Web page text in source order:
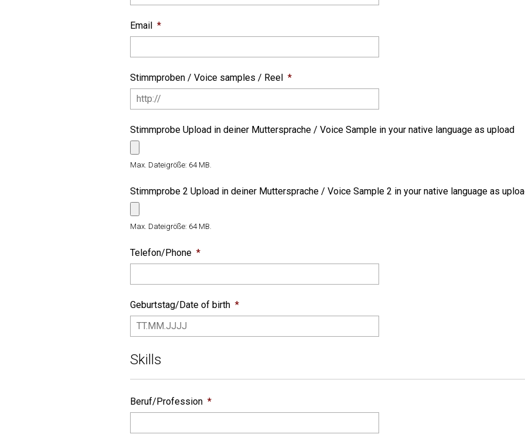
Email *
Stimmproben / Voice samples / Reel *
Stimmprobe Upload in deiner Muttersprache / Voice Sample in your native language as upload
Max. Dateigröße: 64 MB.
Stimmprobe 2 Upload in deiner Muttersprache / Voice Sample 2 in your native language as
Max. Dateigröße: 64 MB.
Telefon/Phone *
Geburtstag/Date of birth *
Skills
Beruf/Profession *